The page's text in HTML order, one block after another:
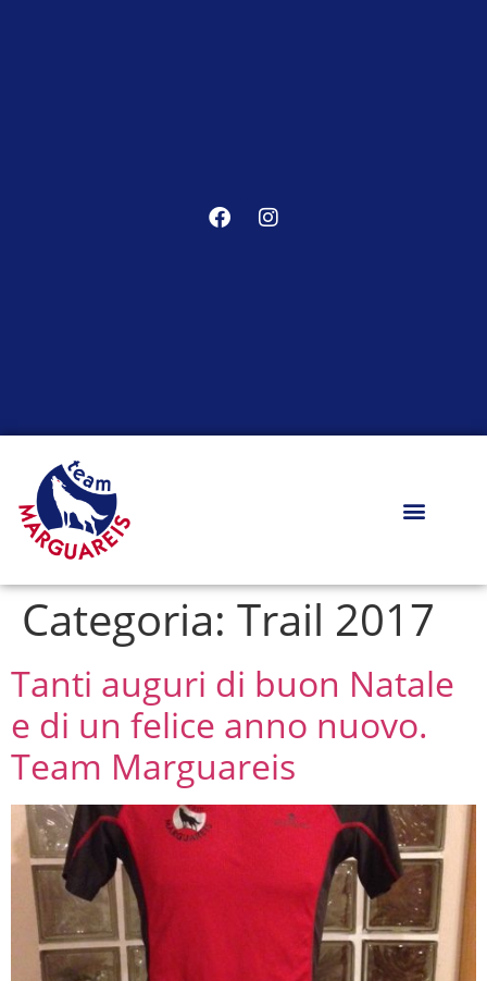
Categoria: Trail 2017
Tanti auguri di buon Natale
e di un felice anno nuovo.
Team Marguareis